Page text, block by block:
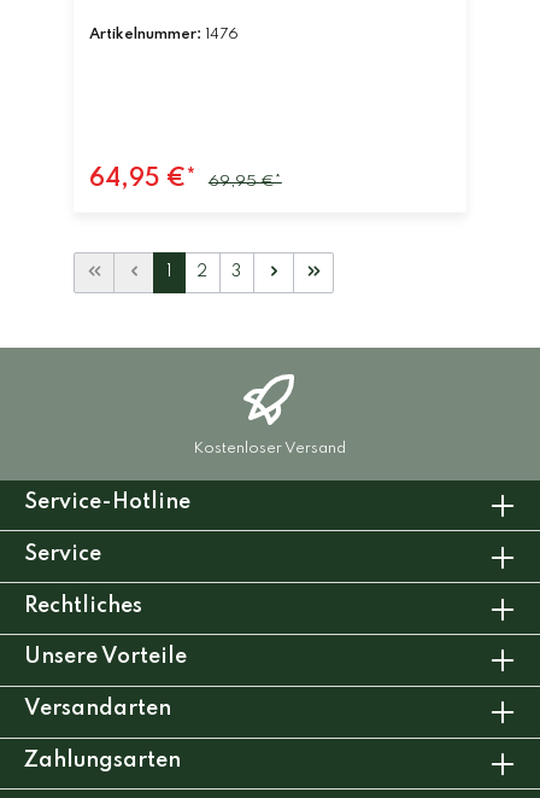
Artikelnummer: 1476
64,95 €* 69,95 €*
2 3
Kostenloser Versand
Service-Hotline
Service
Rechtliches
Unsere Vorteile
Versandarten
Zahlungsarten